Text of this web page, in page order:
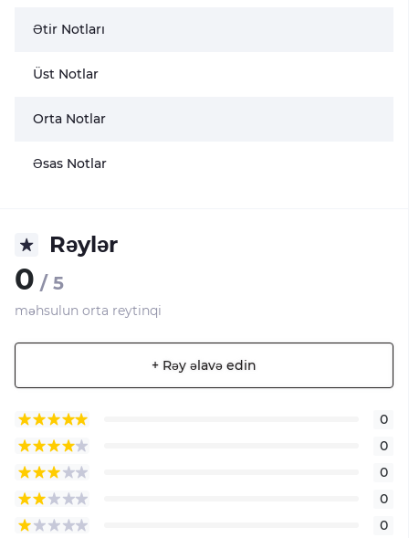
Ətir Notları
Üst Notlar
Orta Notlar
Əsas Notlar
Rəylər
0 / 5
məhsulun orta reytinqi
+ Rəy əlavə edin
0
0
0
0
0